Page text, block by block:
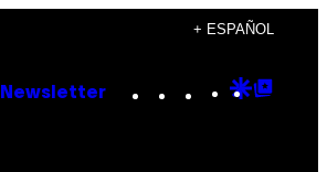
+ ESPAÑOL
Newsletter Instagram
TikTok
YouTube
Google